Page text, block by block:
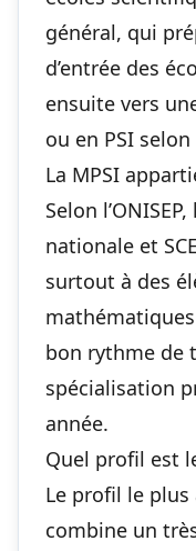
général, qui
d’entrée des
ensuite vers
ou en PSI
La MPSI
Selon
nationale et
surtout à des
bon rythme de
spécialisation
année.
Quel profil est
Le profil le plus
combine un